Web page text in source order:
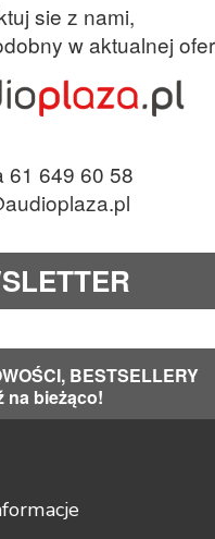
sie z nami,
w aktualnej
61 649 60 58
BESTSELLERY
na bieżąco!